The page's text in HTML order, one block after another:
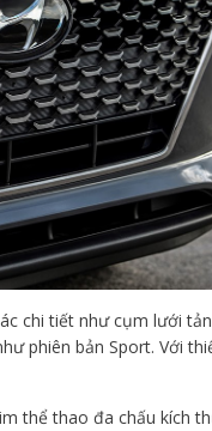
chi tiết như cụm lưới
phiên bản Sport. Với
thể thao đa chấu kích